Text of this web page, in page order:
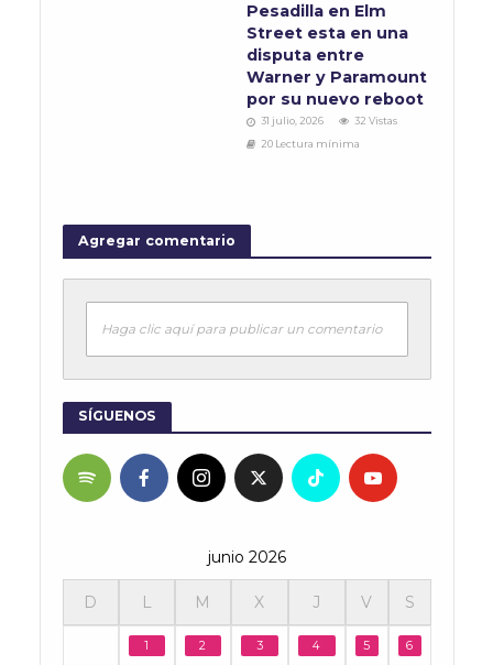
Pesadilla en Elm
Street esta en una
disputa entre
Warner y Paramount
por su nuevo reboot
31 julio, 2026
32 Vistas
20 Lectura mínima
Agregar comentario
Haga clic aquí para publicar un comentario
SÍGUENOS
junio 2026
D L M X J V S
1 2 3 4 5 6